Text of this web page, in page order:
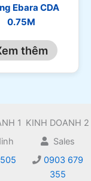
Ebara CDA
0.75M
thêm
1 KINH DOANH 2
Sales
0903 679
355